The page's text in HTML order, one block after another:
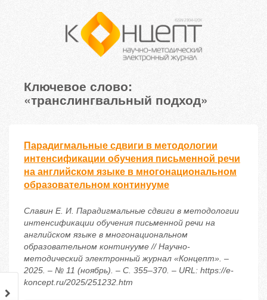
Ключевое слово:
«транслингвальный подход»
Парадигмальные сдвиги в методологии
интенсификации обучения письменной речи
на английском языке в многонациональном
образовательном континууме
Славин Е. И. Парадигмальные сдвиги в методологии
интенсификации обучения письменной речи на
английском языке в многонациональном
образовательном континууме // Научно-
методический электронный журнал «Концепт». –
2025. – № 11 (ноябрь). – С. 355–370. – URL: https://e-
koncept.ru/2025/251232.htm